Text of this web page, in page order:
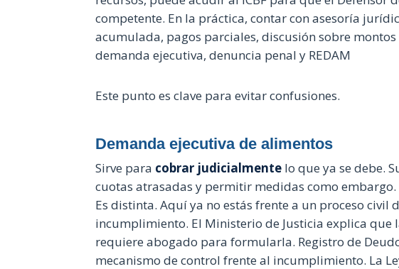
competente. En la práctica, contar con asesoría
acumulada, pagos parciales, discusión sobre
demanda ejecutiva, denuncia penal y REDAM
Este punto es clave para evitar confusiones.
Demanda ejecutiva de alimentos
Sirve para cobrar judicialmente lo que ya se debe.
cuotas atrasadas y permitir medidas como
Es distinta. Aquí ya no estás frente a un proceso
incumplimiento. El Ministerio de Justicia explica que
requiere abogado para formularla. Registro de
mecanismo de control frente al incumplimiento. La